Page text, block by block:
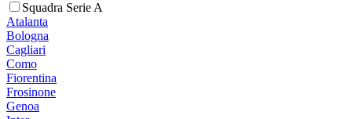
Squadra Serie A
Atalanta
Bologna
Cagliari
Como
Fiorentina
Frosinone
Genoa